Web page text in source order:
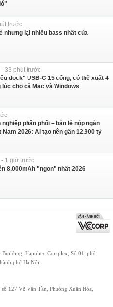
trước
nhưng lại nhiều bass nhất của
33 phút trước
dock" USB-C 15 cổng, có thể xuất 4
lúc cho cả Mac và Windows
nghiệp phân phối – bán lẻ nộp ngân
2026: Ai tạo nên gần 12.900 tỷ
- 1 giờ trước
8.000mAh "ngon" nhất 2026
Building, Hapulico Complex, Số 01, phố
phố Hà Nội
127 Võ Văn Tần, Phường Xuân Hòa,